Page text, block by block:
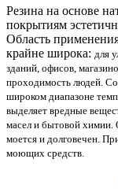
Резина на основе
покрытиям
Область
крайне широка: для
зданий, офисов,
проходимость людей.
широком диапазоне
выделяет вредные
масел и бытовой химии.
моется и долговечен.
моющих средств.